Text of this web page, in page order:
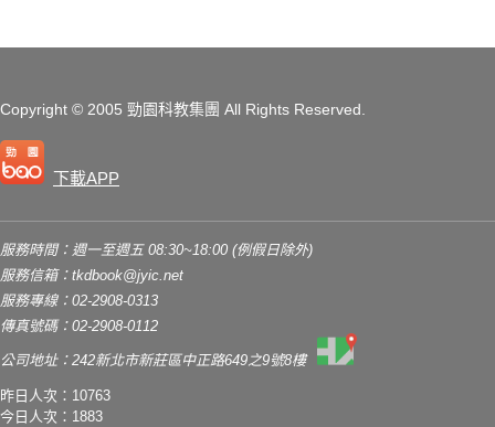
Copyright © 2005 勁園科教集團 All Rights Reserved.
下載APP
服務時間：週一至週五 08:30~18:00 (例假日除外)
服務信箱： tkdbook@jyic.net
服務專線：02-2908-0313
傳真號碼：02-2908-0112
公司地址：242新北市新莊區中正路649之9號8樓
昨日人次：10763
今日人次：1883